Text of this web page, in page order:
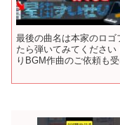
最後の曲名は本家のロ
たら弾いてみてくださ
りBGM作曲のご依頼も